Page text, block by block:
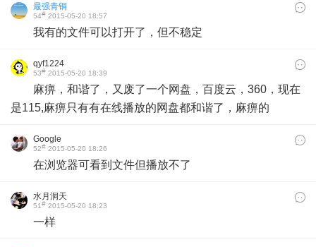
最强青铜
54# 2015-05-20 18:57
我有的文件可以打开了，但不稳定
qyf1224
53# 2015-05-20 18:39
麻痹，和谐了，又废了一个网盘，百度云，360，现在
是115,麻痹只有有在线播放的网盘都和谐了，麻痹的
Google
52# 2015-05-20 18:26
在浏览器可看到文件但播放不了
水月洞天
51# 2015-05-20 18:23
一样